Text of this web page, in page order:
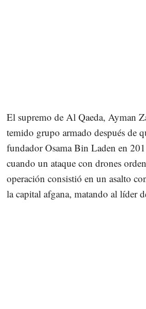
El supremo de Al Qaeda, Ayman
temido grupo armado después de
fundador Osama Bin Laden en
cuando un ataque con drones
operación consistió en un asalto
la capital afgana, matando al líder